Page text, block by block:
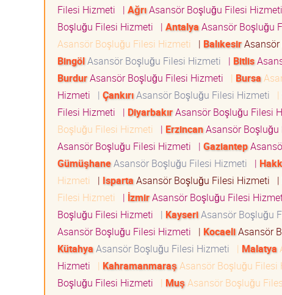
Filesi Hizmeti
| AğrıAsansör Boşluğu Filesi Hizmeti
Boşluğu Filesi Hizmeti
| AntalyaAsansör Boşluğu
Asansör Boşluğu Filesi Hizmeti
| Balıkesir
BingölAsansör Boşluğu Filesi Hizmeti | Bitlis
BurdurAsansör Boşluğu Filesi Hizmeti | Bursa
Hizmeti
| ÇankırıAsansör Boşluğu Filesi Hizmeti |
Filesi Hizmeti
| DiyarbakırAsansör Boşluğu Filesi
Boşluğu Filesi Hizmeti
| ErzincanAsansör Boşluğu
Asansör Boşluğu Filesi Hizmeti
| Gaziantep
GümüşhaneAsansör Boşluğu Filesi Hizmeti |
Hizmeti
| IspartaAsansör Boşluğu Filesi Hizmeti |
Filesi Hizmeti
| İzmirAsansör Boşluğu Filesi
Boşluğu Filesi Hizmeti
| KayseriAsansör Boşluğu
Asansör Boşluğu Filesi Hizmeti
| KocaeliAsansör
KütahyaAsansör Boşluğu Filesi Hizmeti | Malatya
Hizmeti
| KahramanmaraşAsansör Boşluğu Filesi
Boşluğu Filesi Hizmeti
| MuşAsansör Boşluğu